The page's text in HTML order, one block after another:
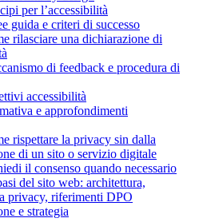
per l’accessibilità
guida e criteri di successo
rilasciare una dichiarazione di
di feedback e procedura di
accessibilità
e approfondimenti
rispettare la privacy sin dalla
di un sito o servizio digitale
il consenso quando necessario
del sito web: architettura,
privacy, riferimenti DPO
e strategia